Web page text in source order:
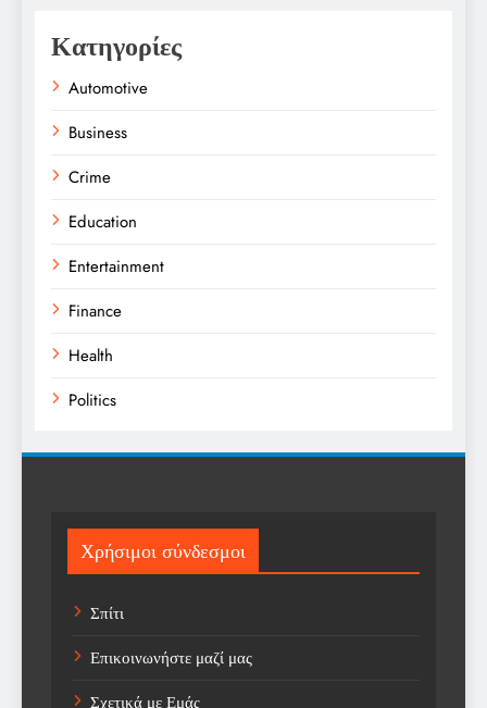
Κατηγορίες
Automotive
Business
Crime
Education
Entertainment
Finance
Health
Politics
Sport
Sports
Technology
Trending
Χρήσιμοι σύνδεσμοι
Σπίτι
Επικοινωνήστε μαζί μας
Σχετικά με Εμάς